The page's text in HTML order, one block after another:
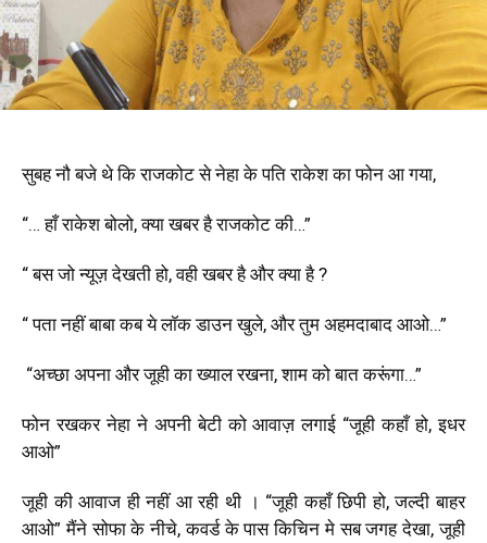
सुबह नौ बजे थे कि राजकोट से नेहा के पति राकेश का फोन आ गया,
“… हाँ राकेश बोलो,क्या खबर है राजकोट की…”
“ बस जो न्यूज़ देखती हो,वही खबर है और क्या है?
“ पता नहीं बाबा कब ये लॉक डाउन खुले, और तुम अहमदाबाद आओ…”
“अच्छा अपना और जूही का ख्याल रखना,शाम को बात करूंगा…”
फोन रखकर नेहा ने अपनी बेटी को आवाज़ लगाई “जूही कहाँ हो, इधर
आओ”
जूही की आवाज ही नहीं आ रही थी । “जूही कहाँ छिपी हो,जल्दी बाहर
आओ” मैंने सोफा के नीचे, कवर्ड के पास किचिन मे सब जगह देखा, जूही